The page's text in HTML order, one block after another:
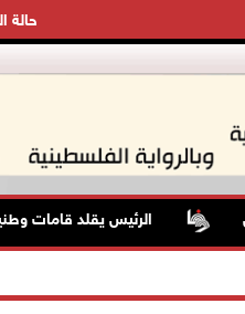
حالة
الرئيس يقلد قامات وطنية